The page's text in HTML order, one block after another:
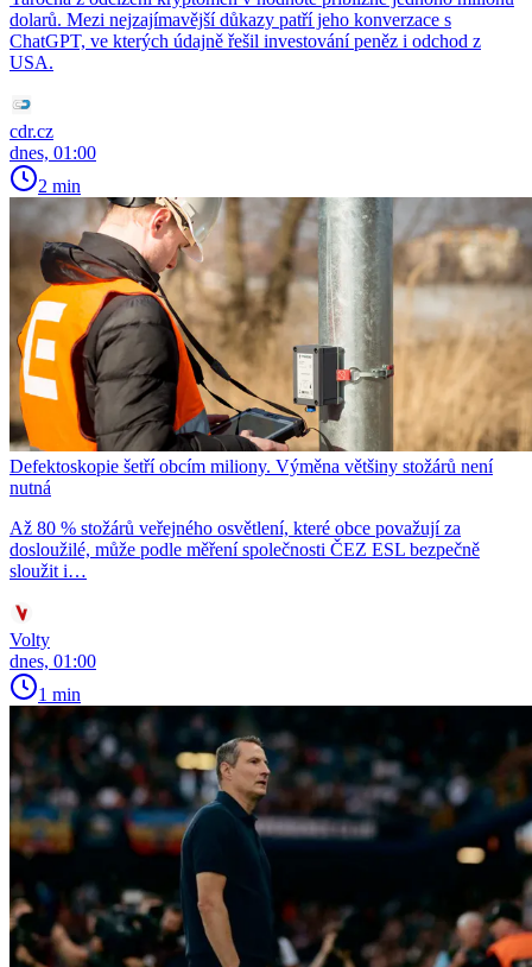
dolarů. Mezi nejzajímavější důkazy patří jeho konverzace s
ChatGPT, ve kterých údajně řešil investování peněz i odchod z
USA.
cdr.cz
dnes, 01:00
2 min
Defektoskopie šetří obcím miliony. Výměna většiny stožárů není
nutná
Až 80 % stožárů veřejného osvětlení, které obce považují za
dosloužilé, může podle měření společnosti ČEZ ESL bezpečně
sloužit i…
Volty
dnes, 01:00
1 min